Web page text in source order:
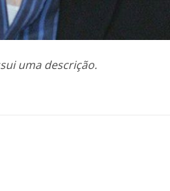
uma descrição.